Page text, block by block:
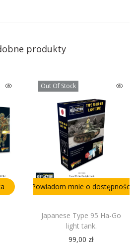
produkty
Out Of Stock
Powiadom mnie o dostępności
Japanese Type 95 Ha-Go
light tank.
99,00 zł